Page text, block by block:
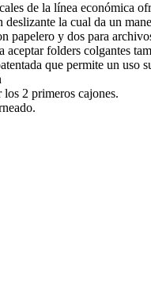
de la línea económica
deslizante la cual da un
papelero y dos para
aceptar folders colgantes
que permite un uso
los 2 primeros cajones.